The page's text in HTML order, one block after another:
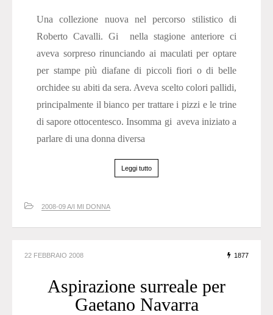
Una collezione nuova nel percorso stilistico di
Roberto Cavalli. Gi nella stagione anteriore ci
aveva sorpreso rinunciando ai maculati per optare
per stampe più diafane di piccoli fiori o di belle
orchidee su abiti da sera. Aveva scelto colori pallidi,
principalmente il bianco per trattare i pizzi e le trine
di sapore ottocentesco. Insomma gi aveva iniziato a
parlare di una donna diversa
Leggi tutto
2008-09 A/I MI DONNA
22 FEBBRAIO 2008 1877
Aspirazione surreale per
Gaetano Navarra